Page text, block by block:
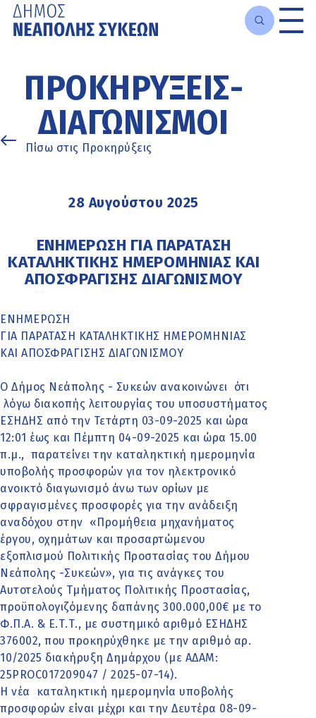
κυρίως
περιεχόμενο
ΠΡΟΚΗΡΎΞΕΙΣ-
ΔΙΑΓΩΝΙΣΜΟΊ
Πίσω στις Προκηρύξεις
28 Αυγούστου 2025
ΕΝΗΜΕΡΩΣΗ ΓΙΑ ΠΑΡΑΤΑΣΗ
ΚΑΤΑΛΗΚΤΙΚΗΣ ΗΜΕΡΟΜΗΝΙΑΣ ΚΑΙ
ΑΠΟΣΦΡΑΓΙΣΗΣ ΔΙΑΓΩΝΙΣΜΟΥ
ΕΝΗΜΕΡΩΣΗ
ΓΙΑ ΠΑΡΑΤΑΣΗ ΚΑΤΑΛΗΚΤΙΚΗΣ ΗΜΕΡΟΜΗΝΙΑΣ
ΚΑΙ ΑΠΟΣΦΡΑΓΙΣΗΣ ΔΙΑΓΩΝΙΣΜΟΥ
Ο Δήμος Νεάπολης - Συκεών ανακοινώνει ότι
λόγω διακοπής λειτουργίας του υποσυστήματος
ΕΣΗΔΗΣ από την Τετάρτη 03-09-2025 και ώρα
12:01 έως και Πέμπτη 04-09-2025 και ώρα 15.00
π.μ., παρατείνει την καταληκτική ημερομηνία
υποβολής προσφορών για τον ηλεκτρονικό
ανοικτό διαγωνισμό άνω των ορίων με
σφραγισμένες προσφορές για την ανάδειξη
αναδόχου στην «Προμήθεια μηχανήματος
έργου, οχημάτων και προσαρτώμενου
εξοπλισμού Πολιτικής Προστασίας του Δήμου
Νεάπολης -Συκεών», για τις ανάγκες του
Αυτοτελούς Τμήματος Πολιτικής Προστασίας,
προϋπολογιζόμενης δαπάνης 300.000,00€ με το
Φ.Π.Α. & Ε.Τ.Τ., με συστημικό αριθμό ΕΣΗΔΗΣ
376002, που προκηρύχθηκε με την αριθμό αρ.
10/2025 διακήρυξη Δημάρχου (με ΑΔΑΜ:
25PROC017209047 / 2025-07-14).
Η νέα καταληκτική ημερομηνία υποβολής
προσφορών είναι μέχρι και την Δευτέρα 08-09-